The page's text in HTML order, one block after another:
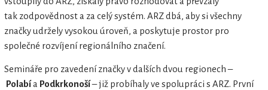
tak zodpovědnost a za celý systém. ARZ dbá, aby si všechny
značky udržely vysokou úroveň, a poskytuje prostor pro
společné rozvíjení regionálního značení.
Semináře pro zavedení značky v dalších dvou regionech –
Polabía Podkrkonoší– již probíhaly ve spolupráci s ARZ. První